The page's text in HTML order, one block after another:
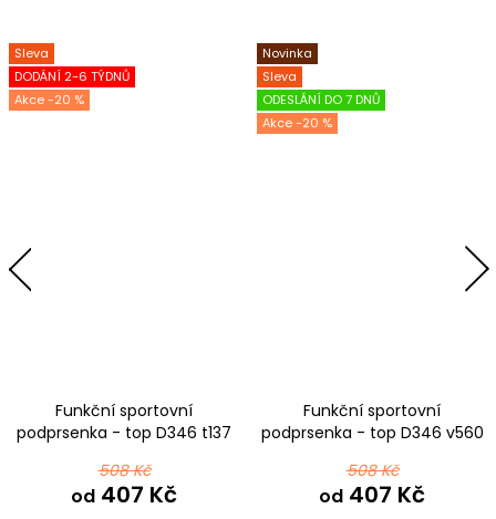
Sleva
DODÁNÍ 2-6 TÝDNŮ
-20 %
Funkční sportovní
podprsenka - top D346 t137
508 Kč
od 407 Kč
Novinka
Sleva
ODESLÁNÍ DO 7 DNŮ
-20 %
Funkční sportovní
podprsenka - top D346 v560
508 Kč
od 407 Kč